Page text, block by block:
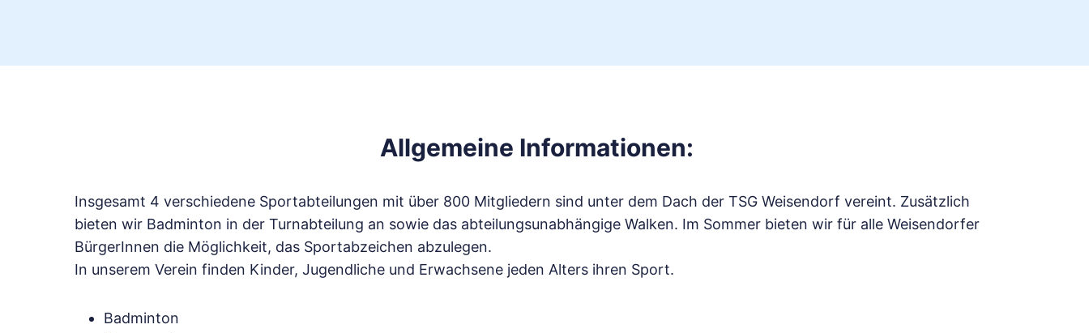
Allgemeine Informationen:
Insgesamt 4 verschiedene Sportabteilungen mit über 800 Mitgliedern sind unter dem Dach der TSG Weisendorf vereint. Zusätzlich
bieten wir Badminton in der Turnabteilung an sowie das abteilungsunabhängige Walken. Im Sommer bieten wir für alle Weisendorfer
BürgerInnen die Möglichkeit, das Sportabzeichen abzulegen.
In unserem Verein finden Kinder, Jugendliche und Erwachsene jeden Alters ihren Sport.
Badminton